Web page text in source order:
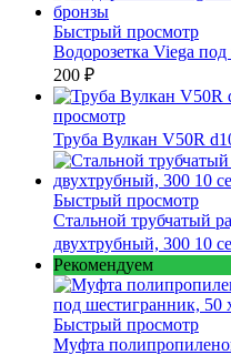
Быстрый просмотр
Водорозетка Viega
200 ₽
просмотр
Труба Вулкан V50R
Быстрый просмотр
Стальной трубчатый
двухтрубный, 300 10
Рекомендуем
Быстрый просмотр
Муфта